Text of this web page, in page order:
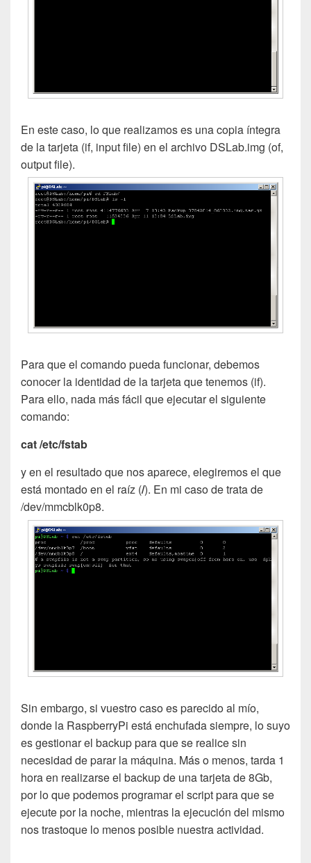
En este caso, lo que realizamos es una copia íntegra
de la tarjeta (if, input file) en el archivo DSLab.img (of,
output file).
Para que el comando pueda funcionar, debemos
conocer la identidad de la tarjeta que tenemos (if).
Para ello, nada más fácil que ejecutar el siguiente
comando:
cat /etc/fstab
y en el resultado que nos aparece, elegiremos el que
está montado en el raíz (/). En mi caso de trata de
/dev/mmcblk0p8.
Sin embargo, si vuestro caso es parecido al mío,
donde la RaspberryPi está enchufada siempre, lo suyo
es gestionar el backup para que se realice sin
necesidad de parar la máquina. Más o menos, tarda 1
hora en realizarse el backup de una tarjeta de 8Gb,
por lo que podemos programar el script para que se
ejecute por la noche, mientras la ejecución del mismo
nos trastoque lo menos posible nuestra actividad.